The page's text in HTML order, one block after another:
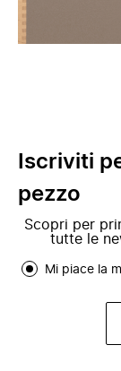
Iscriviti
pezzo
Scopri per
tutte le
Mi piace la